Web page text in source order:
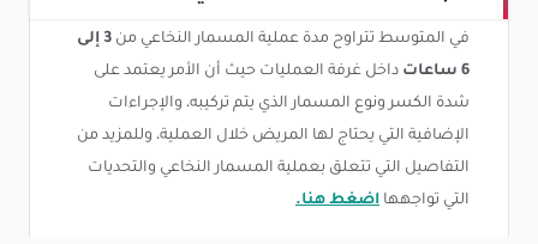
في المتوسط تتراوح مدة عملية المسمار النخاعي من
3 إلى
6 ساعات
داخل غرفة العمليات حيث أن الأمر يعتمد على
شدة الكسر ونوع المسمار الذي يتم تركيبه، والإجراءات
الإضافية التي يحتاج لها المريض خلال العملية، وللمزيد من
التفاصيل التي تتعلق بعملية المسمار النخاعي والتحديات
التي تواجهها اضغط هنا.